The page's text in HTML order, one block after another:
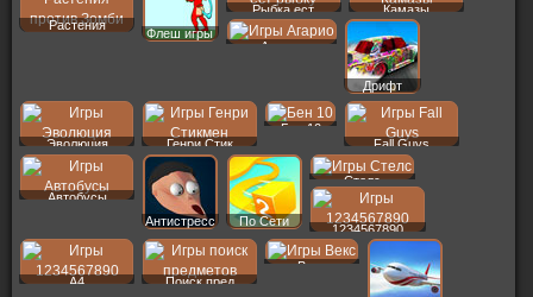
Растения
Флеш игры
Рыбка ест Камазы
Агарио
Дрифт
Эволюция Генри Стик
Бен 10
Fall Guys
Автобусы
Антистресс
По Сети
Стелс
1234567890
A4 Поиск пред
Векс